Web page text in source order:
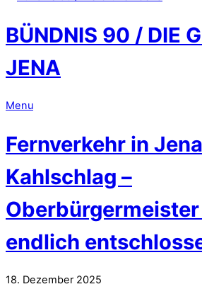
BÜNDNIS 90 / DIE
JENA
Menu
Fernverkehr in
Kahlschlag –
endlich
18. Dezember 2025